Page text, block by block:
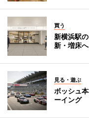
買う
新横浜駅
新・増床へ
見る・遊ぶ
ボッシュ
ーイング